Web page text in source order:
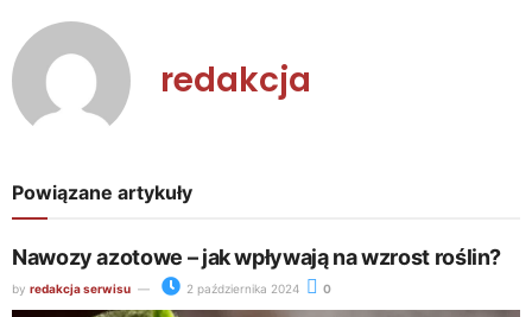
redakcja
Powiązane artykuły
Nawozy azotowe – jak wpływają na wzrost roślin?
by redakcja serwisu 2 października 2024 0